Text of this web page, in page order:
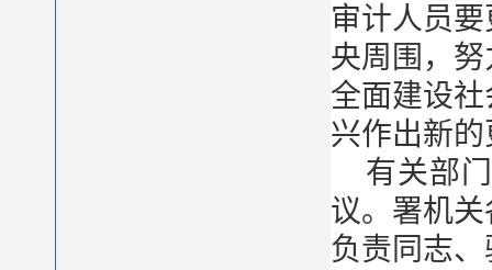
审计人员
央周围，
全面建设
兴作出新
有关部
议。署机
负责同志